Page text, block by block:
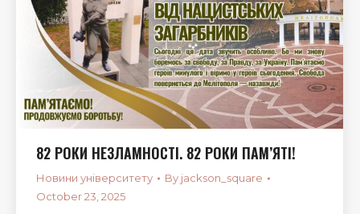
82 РОКИ НЕЗЛАМНОСТІ. 82 РОКИ ПАМ’ЯТІ!
Новини університету By jackson_square
October 23, 2025